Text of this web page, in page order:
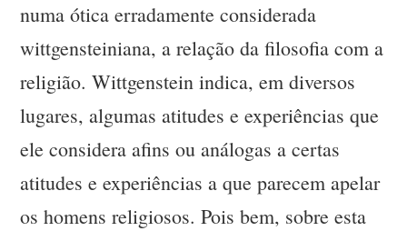
numa ótica erradamente considerada
wittgensteiniana, a relação da filosofia com a
religião. Wittgenstein indica, em diversos
lugares, algumas atitudes e experiências que
ele considera afins ou análogas a certas
atitudes e experiências a que parecem apelar
os homens religiosos. Pois bem, sobre esta